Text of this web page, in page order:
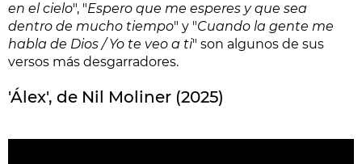
en el cielo", "Espero que me esperes y que sea
dentro de mucho tiempo" y "Cuando la gente me
habla de Dios / Yo te veo a ti" son algunos de sus
versos más desgarradores.
'Álex', de Nil Moliner (2025)